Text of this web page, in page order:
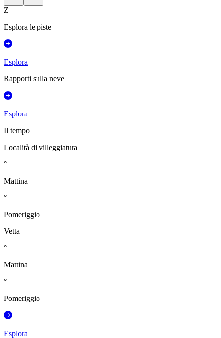
Z
Esplora le piste
Esplora
Rapporti sulla neve
Esplora
Il tempo
Località di villeggiatura
°
Mattina
°
Pomeriggio
Vetta
°
Mattina
°
Pomeriggio
Esplora